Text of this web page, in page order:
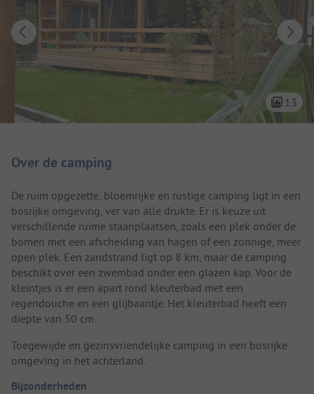
13
Over de camping
De ruim opgezette, bloemrijke en rustige camping ligt in een
bosrijke omgeving, ver van alle drukte. Er is keuze uit
verschillende ruime staanplaatsen, zoals een plek onder de
bomen met een afscheiding van hagen of een zonnige, meer
open plek. Een zandstrand ligt op 8 km, maar de camping
beschikt over een zwembad onder een glazen kap. Voor de
kleintjes is er een apart rond kleuterbad met een
regendouche en een glijbaantje. Het kleuterbad heeft een
diepte van 50 cm.
Toegewijde en gezinsvriendelijke camping in een bosrijke
omgeving in het achterland.
Bijzonderheden